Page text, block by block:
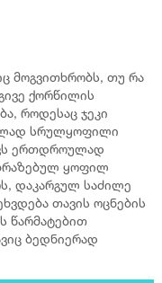
მოგვითხრობს, თუ რა
ქორწილის
როდესაც ჯეკი
სრულყოფილი
ერთდროულად
ყოფილ
დაკარგულ საძილე
თავის ოცნების
წარმატებით
ბედნიერად